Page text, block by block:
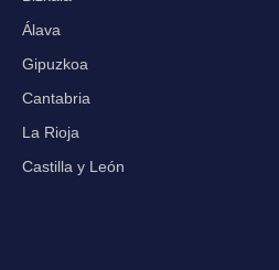
Álava
Gipuzkoa
Cantabria
La Rioja
Castilla y León